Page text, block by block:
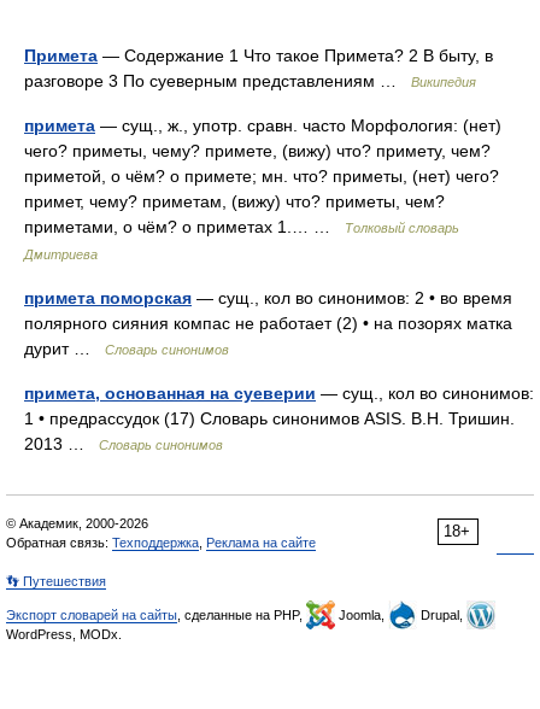
Примета — Содержание 1 Что такое Примета? 2 В быту, в
разговоре 3 По суеверным представлениям …
Википедия
примета — сущ., ж., употр. сравн. часто Морфология: (нет)
чего? приметы, чему? примете, (вижу) что? примету, чем?
приметой, о чём? о примете; мн. что? приметы, (нет) чего?
примет, чему? приметам, (вижу) что? приметы, чем?
приметами, о чём? о приметах 1.… …
Толковый словарь
Дмитриева
примета поморская — сущ., кол во синонимов: 2 • во время
полярного сияния компас не работает (2) • на позорях матка
дурит …
Словарь синонимов
примета, основанная на суеверии — сущ., кол во синонимов:
1 • предрассудок (17) Словарь синонимов ASIS. В.Н. Тришин.
2013 …
Словарь синонимов
18+
© Академик, 2000-2026
Обратная связь: Техподдержка Реклама на сайте
👣 Путешествия
Экспорт словарей на сайты , сделанные на PHP, Joomla,
Drupal,
WordPress, MODx.